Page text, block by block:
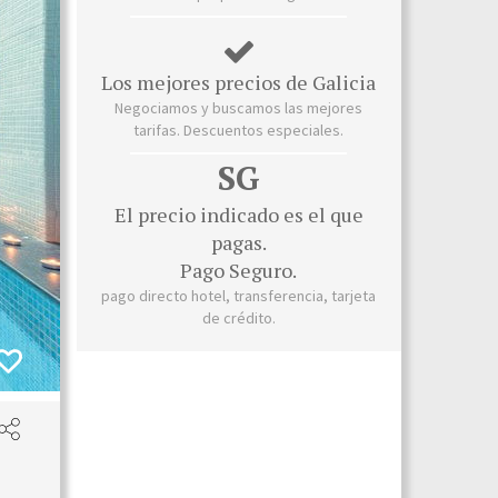
Los mejores precios de Galicia
Negociamos y buscamos las mejores
tarifas. Descuentos especiales.
SG
El precio indicado es el que
pagas.
Pago Seguro.
pago directo hotel, transferencia, tarjeta
de crédito.